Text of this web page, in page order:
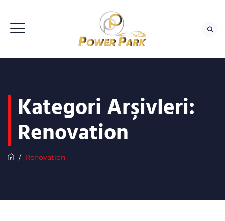
Kategori Arşivleri:
Renovation
/ Renovation